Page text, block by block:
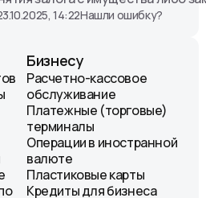
14:22Нашли ошибку?
Бизнесу
Расчетно-кассовое
обслуживание
Платежные (торговые)
терминалы
Операции в иностранной
валюте
Пластиковые карты
Кредиты для бизнеса